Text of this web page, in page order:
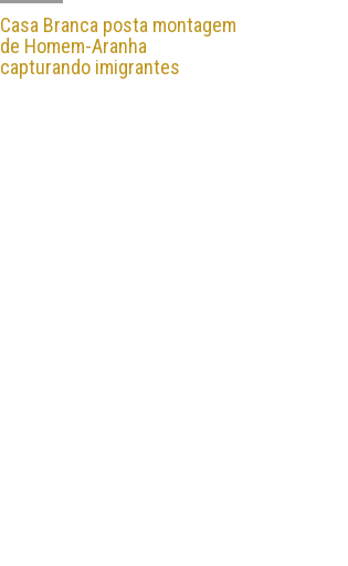
Casa Branca posta montagem
de Homem-Aranha
capturando imigrantes